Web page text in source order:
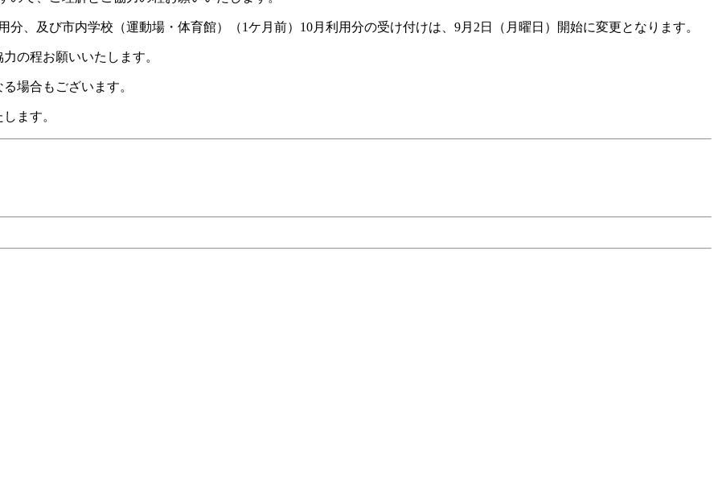
、及び市内学校（運動場・体育館）（1ケ月前）10月利用分の受け付けは、9月2日（月曜日）開始に変更となります。
の程お願いいたします。
場合もございます。
ます。